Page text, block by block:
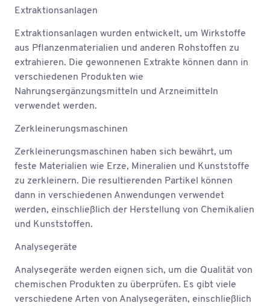
Extraktionsanlagen
Extraktionsanlagen wurden entwickelt, um Wirkstoffe
aus Pflanzenmaterialien und anderen Rohstoffen zu
extrahieren. Die gewonnenen Extrakte können dann in
verschiedenen Produkten wie
Nahrungsergänzungsmitteln und Arzneimitteln
verwendet werden.
Zerkleinerungsmaschinen
Zerkleinerungsmaschinen haben sich bewährt, um
feste Materialien wie Erze, Mineralien und Kunststoffe
zu zerkleinern. Die resultierenden Partikel können
dann in verschiedenen Anwendungen verwendet
werden, einschließlich der Herstellung von Chemikalien
und Kunststoffen.
Analysegeräte
Analysegeräte werden eignen sich, um die Qualität von
chemischen Produkten zu überprüfen. Es gibt viele
verschiedene Arten von Analysegeräten, einschließlich